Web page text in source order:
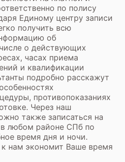
по полису
Единому центру записи
получить всю
об
о действующих
часах приема
и квалификации
подробно расскажут
противопоказаниях
Через наш
также записаться на
любом районе СПб по
время дня и ночи.
нам экономит Ваше время